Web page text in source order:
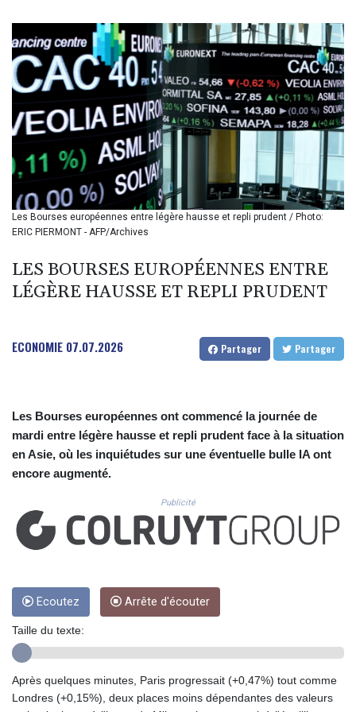
BMD 1.156136
BND 1.481323
BOB 13.739522
BRL 5.876989
BSD 1.155995
BTN 110.001186
BWP 15.603479
BYN 3.442212
BYR 22660.258427
BZD 2.324897
CAD 1.613446
CDF 2615.761404
CLP 1056.199727
CNY 7.801146
CRC 525.509359
CUC 1.156136
CZK 24.258158
DJF 205.46888
DKK 7.477932
EGP 57.293288
ERN 17.342035
ETB 184.982115
GBP 0.856968
GEL 3.017966
GGP 0.859288
GIP 0.859288
GMD 84.980421
GNF 10145.090599
GTQ 8.820142
Les Bourses européennes entre légère hausse et repli prudent / Photo:
ERIC PIERMONT - AFP/Archives
LES BOURSES EUROPÉENNES ENTRE
LÉGÈRE HAUSSE ET REPLI PRUDENT
ECONOMIE 07.07.2026 Partager Partager
Les Bourses européennes ont commencé la journée de
mardi entre légère hausse et repli prudent face à la situation
en Asie, où les inquiétudes sur une éventuelle bulle IA ont
encore augmenté.
Publicité
Ecoutez Arrête d'écouter
Taille du texte:
Après quelques minutes, Paris progressait (+0,47%) tout comme
Londres (+0,15%), deux places moins dépendantes des valeurs